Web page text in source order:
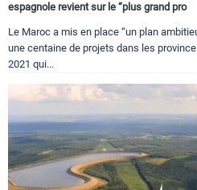
espagnole revient sur le “plus grand pro
Le Maroc a mis en place “un plan
une centaine de projets dans les
2021 qui...